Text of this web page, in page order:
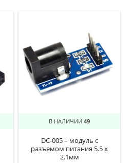
В НАЛИЧИИ 49
DC-005 – модуль с
разъемом питания 5.5 х
2.1мм